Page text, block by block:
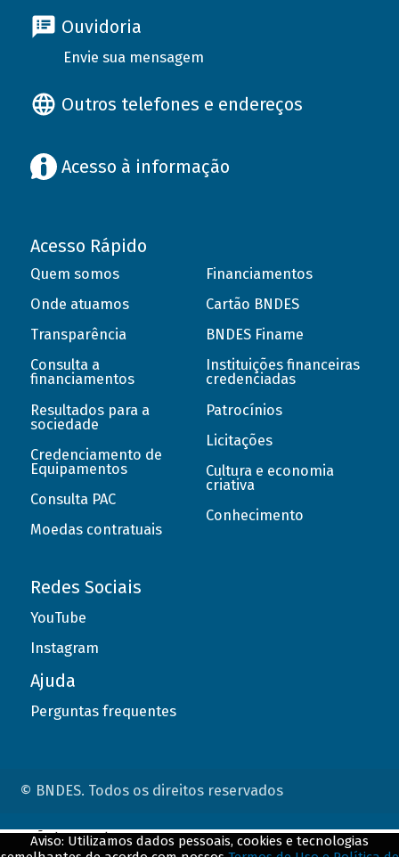
Ouvidoria
Envie sua mensagem
Outros telefones e endereços
Acesso à informação
Acesso Rápido
Quem somos
Onde atuamos
Transparência
Consulta a
financiamentos
Resultados para a
sociedade
Credenciamento de
Equipamentos
Consulta PAC
Moedas contratuais
Financiamentos
Cartão BNDES
BNDES Finame
Instituições financeiras
credenciadas
Patrocínios
Licitações
Cultura e economia
criativa
Conhecimento
Redes Sociais
YouTube
Instagram
Ajuda
Perguntas frequentes
© BNDES. Todos os direitos reservados
Aviso: Utilizamos dados pessoais, cookies e tecnologias
ConteÃºdo complementar